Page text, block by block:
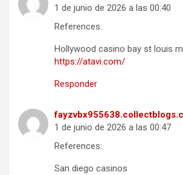
1 de junio de 2026 a las 00:40
References:
Hollywood casino bay st louis
https://atavi.com/
Responder
1 de junio de 2026 a las 00:47
References:
San diego casinos